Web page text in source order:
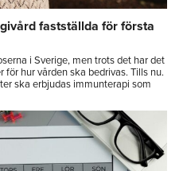
fastställda för första
i Sverige, men trots det har det
hur vården ska bedrivas. Tills nu.
ska erbjudas immunterapi som